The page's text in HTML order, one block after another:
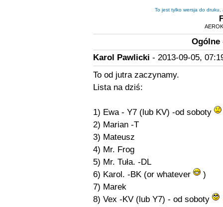
To jest tylko wersja do druku,
Ogólne
Karol Pawlicki - 2013-09-05,
To od jutra zaczynamy.
Lista na dziś:
1) Ewa - Y7 (lub KV) -od soboty
2) Marian -T
3) Mateusz
4) Mr. Frog
5) Mr. Tuła. -DL
6) Karol. -BK (or whatever
)
7) Marek
8) Vex -KV (lub Y7) - od soboty